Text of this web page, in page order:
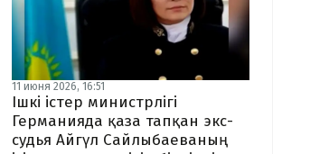
11 июня 2026, 16:51
Ішкі істер министрлігі
Германияда қаза тапқан экс-
судья Айгүл Сайлыбаеваның